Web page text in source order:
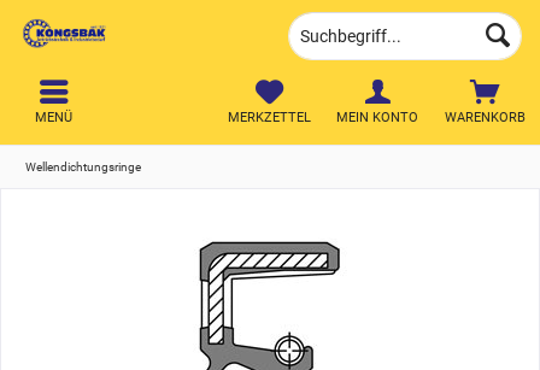
WARENKORB
MERKZETTEL MEIN KONTO
MENÜ
Wellendichtungsringe